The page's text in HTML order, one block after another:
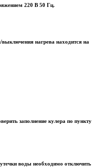
220 В 50 Гц.
нагрева находится на
заполнение кулера по пункту
воды необходимо отключить